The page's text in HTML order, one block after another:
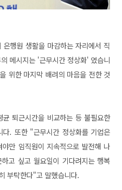
행원 생활을 마감하는 자리에서 직
메시지는 '근무시간 정상화' 였습니
위한 마지막 배려의 마음을 전한 것
퇴근시간을 비교하는 등 불필요한
다. 또한 "근무시간 정상화를 기업은
만 임직원이 지속적으로 발전해 나
고 싶고 월요일이 기다려지는 행복
부탁한다"고 말했습니다.